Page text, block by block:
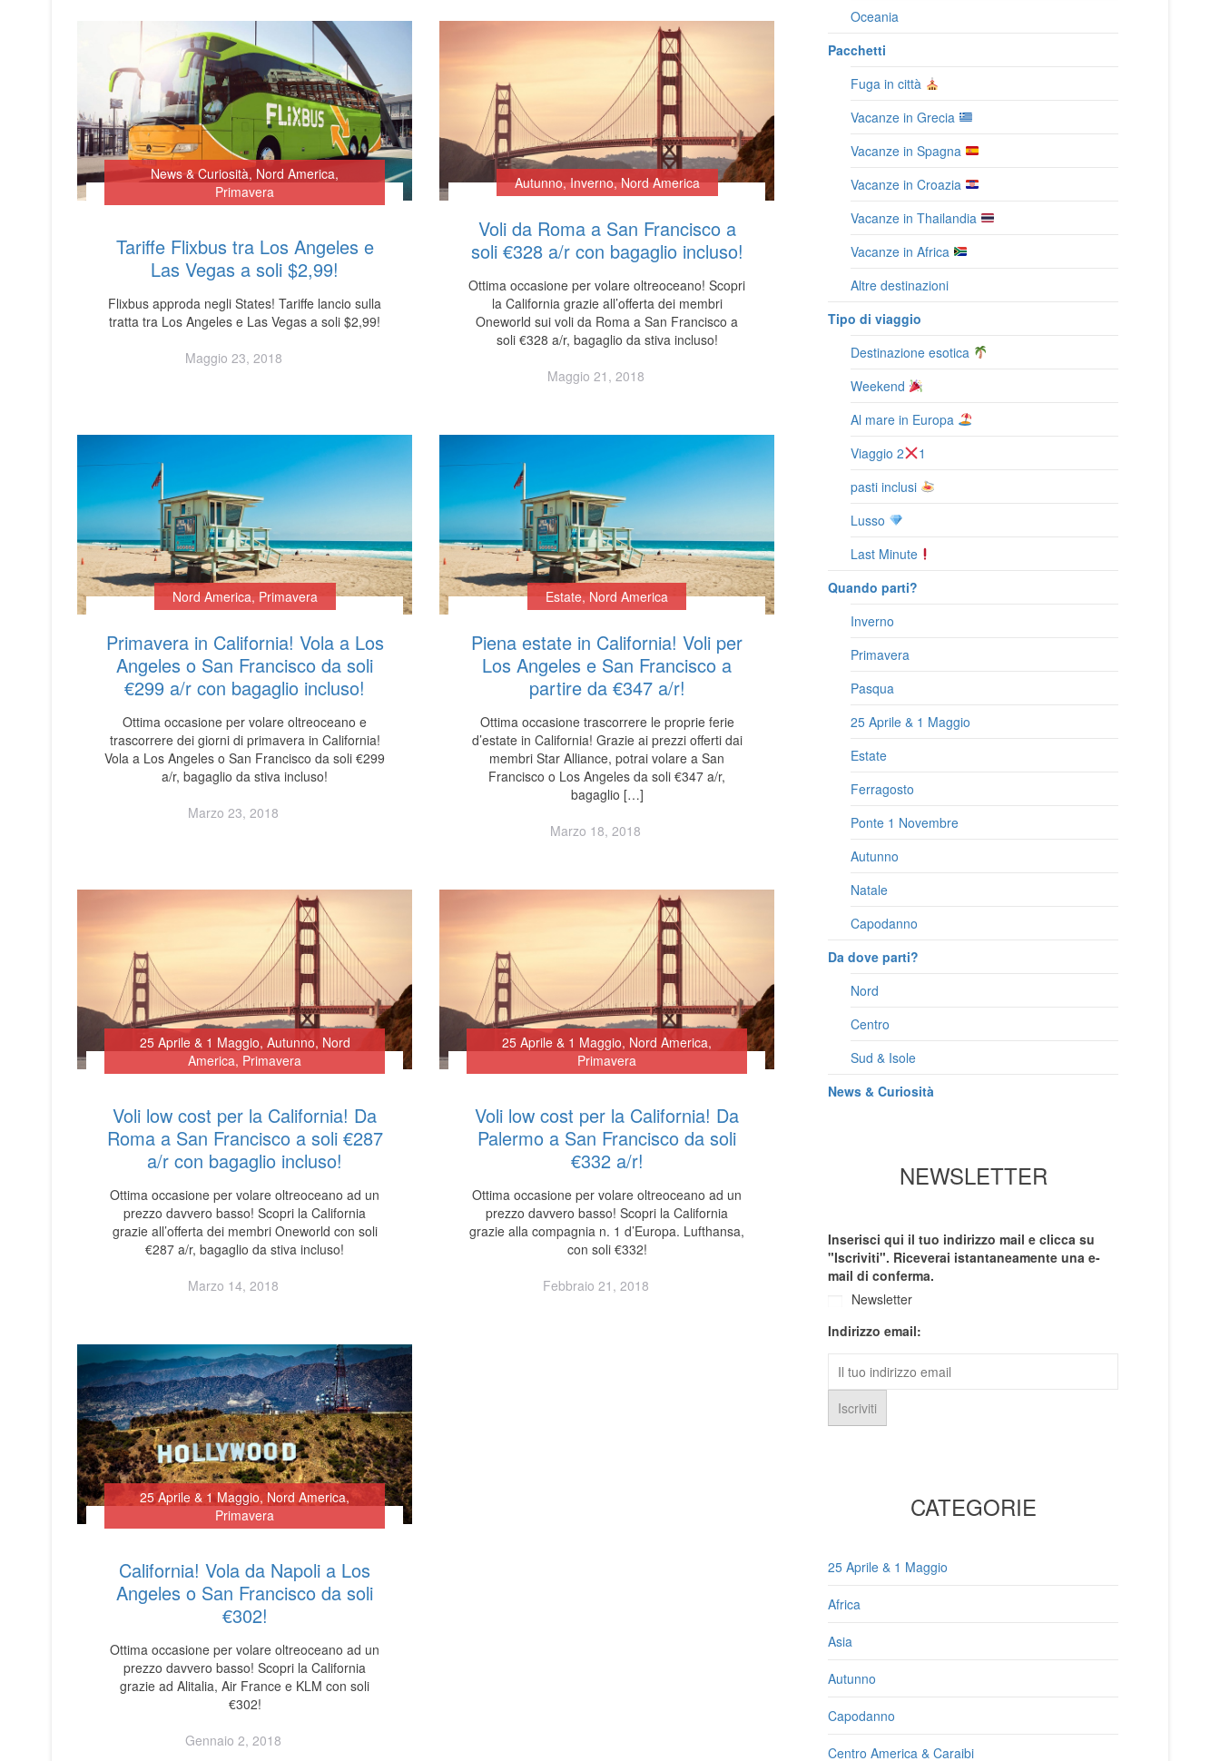
News & Curiosità, Nord America,
Primavera
Tariffe Flixbus tra Los Angeles e
Las Vegas a soli $2,99!
Flixbus approda negli States! Tariffe lancio sulla
tratta tra Los Angeles e Las Vegas a soli $2,99!
Maggio 23, 2018
Autunno,Inverno,Nord America
Voli da Roma a San Francisco a
soli €328 a/r con bagaglio incluso!
Ottima occasione per volare oltreoceano! Scopri
la California grazie all’offerta dei membri
Oneworld sui voli da Roma a San Francisco a
soli €328 a/r, bagaglio da stiva incluso!
Maggio 21, 2018
Nord America, Primavera
Primavera in California! Vola a Los
Angeles o San Francisco da soli
€299 a/r con bagaglio incluso!
Ottima occasione per volare oltreoceano e
trascorrere dei giorni di primavera in California!
Vola a Los Angeles o San Francisco da soli €299
a/r, bagaglio da stiva incluso!
Marzo 23, 2018
Estate, Nord America
Piena estate in California! Voli per
Los Angeles e San Francisco a
partire da €347 a/r!
Ottima occasione trascorrere le proprie ferie
d’estate in California! Grazie ai prezzi offerti dai
membri Star Alliance, potrai volare a San
Francisco o Los Angeles da soli €347 a/r,
bagaglio […]
Marzo 18, 2018
25 Aprile & 1 Maggio, Autunno, Nord
America, Primavera
Voli low cost per la California! Da
Roma a San Francisco a soli €287
a/r con bagaglio incluso!
Ottima occasione per volare oltreoceano ad un
prezzo davvero basso! Scopri la California
grazie all’offerta dei membri Oneworld con soli
€287 a/r, bagaglio da stiva incluso!
Marzo 14, 2018
25 Aprile & 1 Maggio, Nord America,
Primavera
Voli low cost per la California! Da
Palermo a San Francisco da soli
€332 a/r!
Ottima occasione per volare oltreoceano ad un
prezzo davvero basso! Scopri la California
grazie alla compagnia n. 1 d’Europa. Lufthansa,
con soli €332!
Febbraio 21, 2018
25 Aprile & 1 Maggio, Nord America,
Primavera
California! Vola da Napoli a Los
Angeles o San Francisco da soli
€302!
Ottima occasione per volare oltreoceano ad un
prezzo davvero basso! Scopri la California
grazie ad Alitalia, Air France e KLM con soli
€302!
Gennaio 2, 2018
Oceania
Pacchetti
Fuga in città
Vacanze in Grecia
Vacanze in Spagna
Vacanze in Croazia
Vacanze in Thailandia
Vacanze in Africa
Altre destinazioni
Tipo di viaggio
Destinazione esotica
Weekend
Al mare in Europa
Viaggio 2
1
pasti inclusi
Lusso
Last Minute
Quando parti?
Inverno
Primavera
Pasqua
25 Aprile & 1 Maggio
Estate
Ferragosto
Ponte 1 Novembre
Autunno
Natale
Capodanno
Da dove parti?
Nord
Centro
Sud & Isole
News & Curiosità
NEWSLETTER
Inserisci qui il tuo indirizzo mail e clicca su
"Iscriviti". Riceverai istantaneamente una e-
mail di conferma.
Newsletter
Indirizzo email:
CATEGORIE
25 Aprile & 1 Maggio
Africa
Asia
Autunno
Capodanno
Centro America & Caraibi